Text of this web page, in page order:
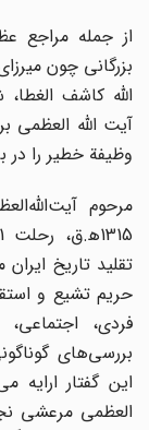
از جمله مراجع
بزرگانی چون
الله کاشف الغطا،
آیت الله العظمی
وظیفة خطیر را در
مرحوم
تقلید تاریخ
حریم تشیع و
فردی،
بررسی‌های
این گفتار ارایه
العظمی مرعشی